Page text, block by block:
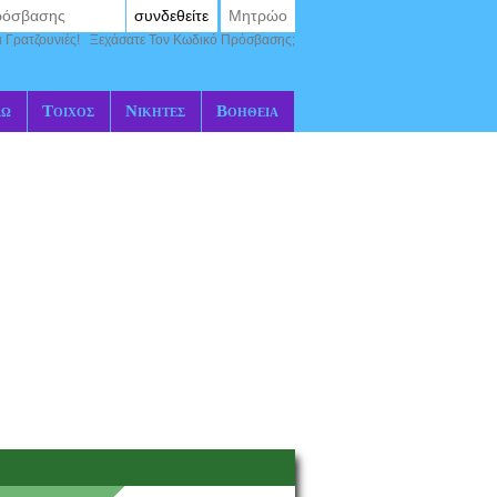
Τοίχος Νικητές Βοήθεια
συνδεθείτε Μητρώο
Ξεχάσατε Τον Κωδικό Πρόσβασης;